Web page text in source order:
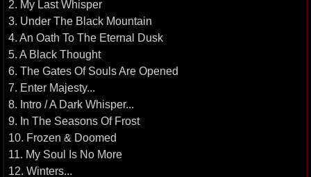
2. My Last Whisper
3. Under The Black Mountain
4. An Oath To The Eternal Dusk
5. A Black Thought
6. The Gates Of Souls Are Opened
7. Enter Majesty...
8. Intro / A Dark Whisper...
9. In The Seasons Of Frost
10. Frozen & Doomed
11. My Soul Is No More
12. Winters...